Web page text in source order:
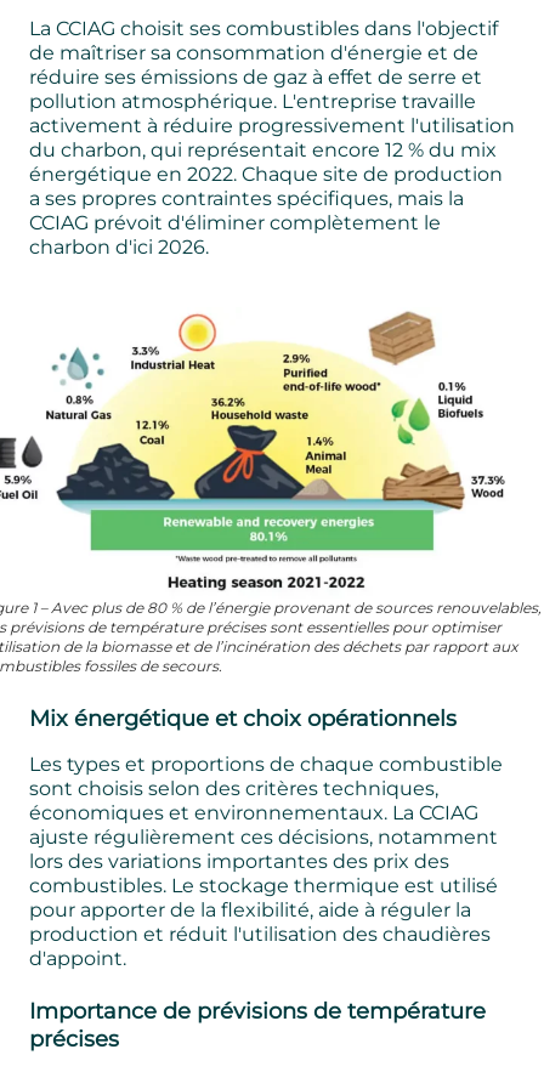
La CCIAG choisit ses combustibles dans l'objectif
de maîtriser sa consommation d'énergie et de
réduire ses émissions de gaz à effet de serre et
pollution atmosphérique. L'entreprise travaille
activement à réduire progressivement l'utilisation
du charbon, qui représentait encore 12 % du mix
énergétique en 2022. Chaque site de production
a ses propres contraintes spécifiques, mais la
CCIAG prévoit d'éliminer complètement le
charbon d'ici 2026.
1 – Avec plus de 80 % de l’énergie provenant de sources renouvelables,
prévisions de température précises sont essentielles pour optimiser
de la biomasse et de l’incinération des déchets par rapport aux
fossiles de secours.
Mix énergétique et choix opérationnels
Les types et proportions de chaque combustible
sont choisis selon des critères techniques,
économiques et environnementaux. La CCIAG
ajuste régulièrement ces décisions, notamment
lors des variations importantes des prix des
combustibles. Le stockage thermique est utilisé
pour apporter de la flexibilité, aide à réguler la
production et réduit l'utilisation des chaudières
d'appoint.
Importance de prévisions de température
précises